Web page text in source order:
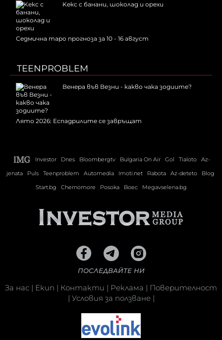
Kекс с банани, шоколад и орехи
Седмична таро прогноза за 10 - 16 август
TEENPROBLEM
Венера във Везни - какво чака зодиите?
Лято 2026: Еспадрилите се завръщат
Investor Dnes Bloombergtv Bulgaria On Air Gol Tialoto
Az-
jenata
Puls Teenproblem Automedia Imoti.net Rabota Az-deteto
Blog
Start.bg
Chernomore Posoka Boec Megavselena.bg
ПОСЛЕДВАЙТЕ НИ
За нас | Екип | Контакти | Реклама | Поверителност
| Условия за ползване|